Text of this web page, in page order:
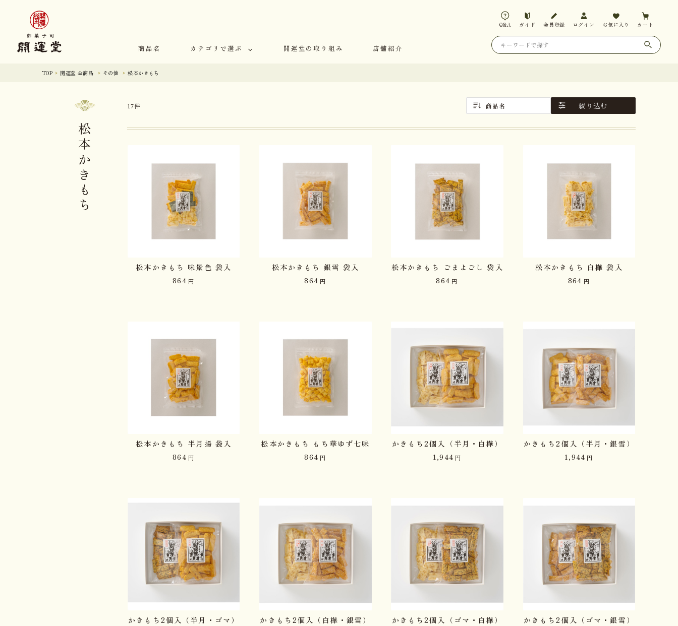
商品名 カテゴリで選ぶ 開運堂の取り組み 店舗紹介
Q&A ガイド 会員登録 ログイン お気に入り カート
TOP 開運堂 全商品 その他 松本かきもち
松本かきもち
17件 商品名 絞り込む
松本かきもち 味景色 袋入
864 円
松本かきもち 銀雪 袋入
864 円
松本かきもち ごまよごし 袋入
864 円
松本かきもち 白樺 袋入
864 円
松本かきもち 半月揚 袋入
864 円
松本かきもち もち華ゆず七味
864 円
かきもち2個入（半月・白樺）
1,944 円
かきもち2個入（半月・銀雪）
1,944 円
かきもち2個入（半月・ゴマ） かきもち2個入（白樺・銀雪） かきもち2個入（ゴマ・白樺） かきもち2個入（ゴマ・銀雪）